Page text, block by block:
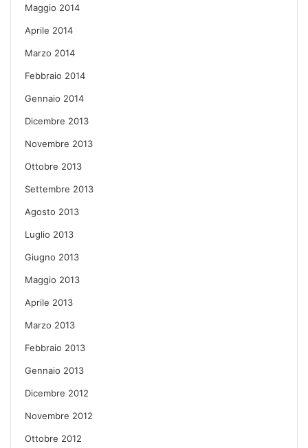
Maggio 2014
Aprile 2014
Marzo 2014
Febbraio 2014
Gennaio 2014
Dicembre 2013
Novembre 2013
Ottobre 2013
Settembre 2013
Agosto 2013
Luglio 2013
Giugno 2013
Maggio 2013
Aprile 2013
Marzo 2013
Febbraio 2013
Gennaio 2013
Dicembre 2012
Novembre 2012
Ottobre 2012